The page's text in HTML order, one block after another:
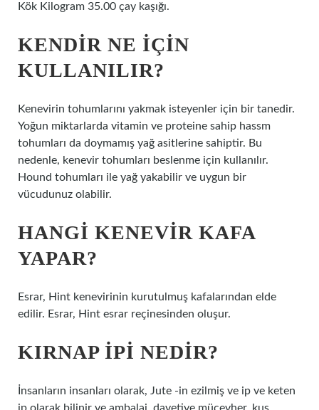
Kök Kilogram 35.00 çay kaşığı.
KENDIR NE IÇIN
KULLANILIR?
Kenevirin tohumlarını yakmak isteyenler için bir tanedir.
Yoğun miktarlarda vitamin ve proteine ​​sahip hassm
tohumları da doymamış yağ asitlerine sahiptir. Bu
nedenle, kenevir tohumları beslenme için kullanılır.
Hound tohumları ile yağ yakabilir ve uygun bir
vücudunuz olabilir.
HANGI KENEVIR KAFA
YAPAR?
Esrar, Hint kenevirinin kurutulmuş kafalarından elde
edilir. Esrar, Hint esrar reçinesinden oluşur.
KIRNAP IPI NEDIR?
İnsanların insanları olarak, Jute -in ezilmiş ve ip ve keten